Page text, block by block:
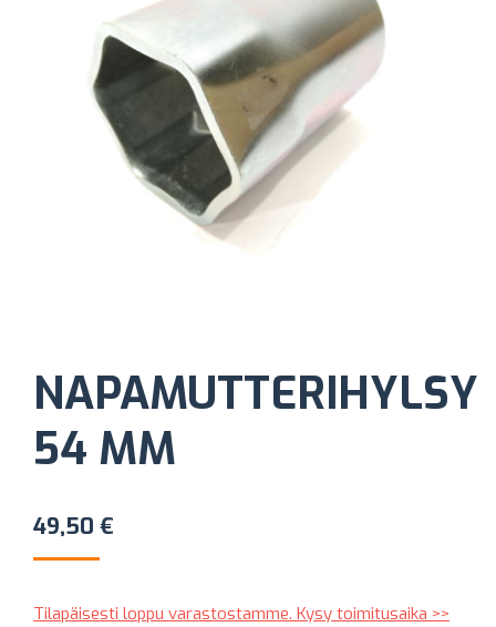
NAPAMUTTERIHYLSY
54 MM
49,50 €
Tilapäisesti loppu varastostamme. Kysy toimitusaika >>